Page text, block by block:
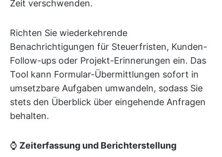
Zeit verschwenden.
Richten Sie wiederkehrende
Benachrichtigungen für Steuerfristen, Kunden-
Follow-ups oder Projekt-Erinnerungen ein. Das
Tool kann Formular-Übermittlungen sofort in
umsetzbare Aufgaben umwandeln, sodass Sie
stets den Überblick über eingehende Anfragen
behalten.
⌚ Zeiterfassung und Berichterstellung